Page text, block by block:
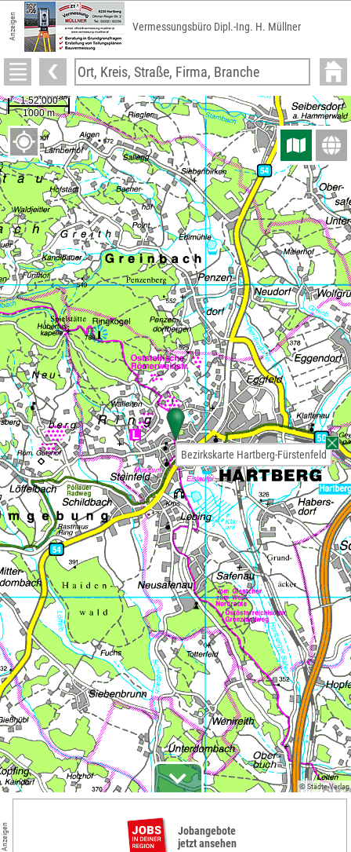
Anzeigen Vermessungsbüro Dipl.-Ing. H. Müllner
© Städte-Verlag
Bezirkskarte Hartberg-Fürstenfeld
Anzeigen
Jobangebote
jetzt ansehen